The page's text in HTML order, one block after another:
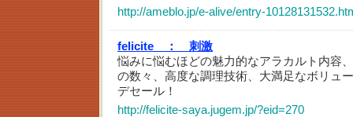
http://ameblo.jp/e-alive/entry-
felicite ：
刺激
悩みに悩むほどの魅力的なアラカルト内容
の数々、高度な調理技術、大満足なボリュ
デセール！
http://felicite-saya.jugem.jp/?eid=270